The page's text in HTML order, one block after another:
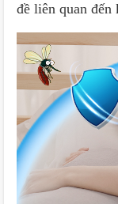
đề liên quan đến